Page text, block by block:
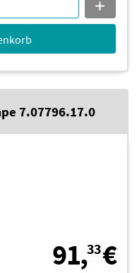
7.07796.17.0
91,33€